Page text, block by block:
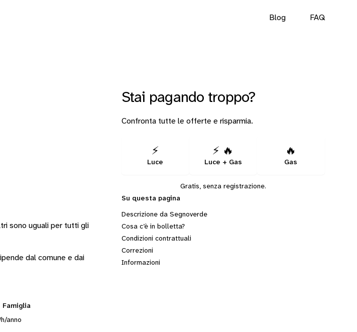
Blog FAQ
sono uguali per tutti gli
dal comune e dai
Famiglia
anno
Stai pagando troppo?
Confronta tutte le offerte e risparmia.
⚡
Luce
⚡ 🔥
Luce + Gas
🔥
Gas
Gratis, senza registrazione.
Su questa pagina
Descrizione da Segnoverde
Cosa c’è in bolletta?
Condizioni contrattuali
Correzioni
Informazioni